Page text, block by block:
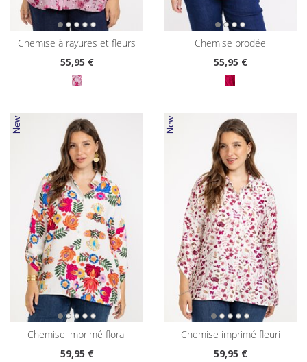
chemise à rayures et fleurs
55,95 €
chemise brodée
55,95 €
chemise imprimé floral
59,95 €
chemise imprimé fleuri
59,95 €